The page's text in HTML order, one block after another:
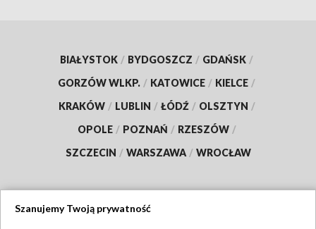
BIAŁYSTOK / BYDGOSZCZ / GDAŃSK /
GORZÓW WLKP. / KATOWICE / KIELCE /
KRAKÓW / LUBLIN / ŁÓDŹ / OLSZTYN /
OPOLE / POZNAŃ / RZESZÓW /
SZCZECIN / WARSZAWA / WROCŁAW
Szanujemy Twoją prywatność